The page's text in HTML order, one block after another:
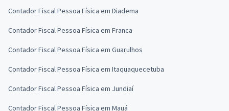
Contador Fiscal Pessoa Física em Diadema
Contador Fiscal Pessoa Física em Franca
Contador Fiscal Pessoa Física em Guarulhos
Contador Fiscal Pessoa Física em Itaquaquecetuba
Contador Fiscal Pessoa Física em Jundiaí
Contador Fiscal Pessoa Física em Mauá